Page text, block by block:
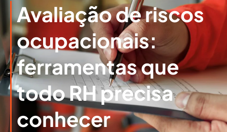
Avaliação de riscos
ocupacionais:
ferramentas que
todo RH precisa
conhecer